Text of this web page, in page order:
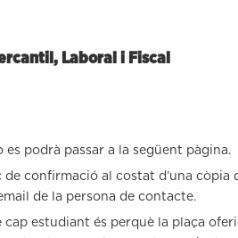
Laboral i Fiscal
podrà passar a la següent pàgina.
confirmació al costat d’una còpia
de la persona de contacte.
cap estudiant és perquè la plaça